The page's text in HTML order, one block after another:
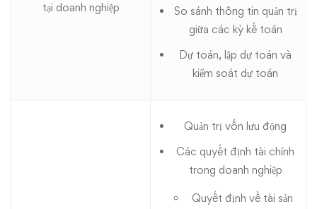
tại doanh nghiệp
So sánh thông tin quản trị
giữa các kỳ kế toán
Dự toán, lập dự toán và
kiểm soát dự toán
Quản trị vốn lưu động
Các quyết định tài chính
trong doanh nghiệp
Quyết định về tài sản